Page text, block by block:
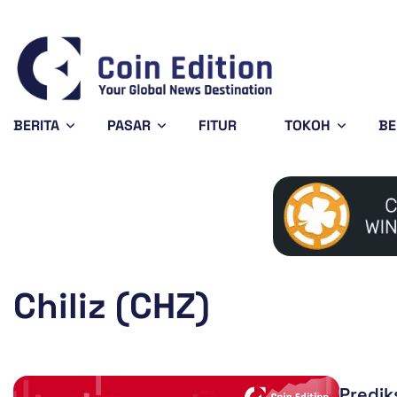
Bitcoin
BTC
BERITA PASAR FITUR TOKOH
Chiliz (CHZ)